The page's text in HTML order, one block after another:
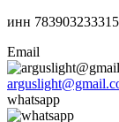
инн 783903233315
Email
whatsapp